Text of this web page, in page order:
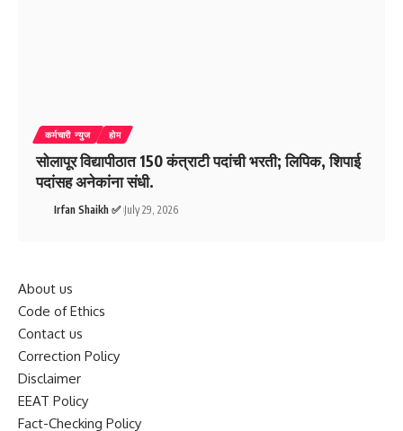
कर्मचारी न्युज होम
सोलापूर विद्यापीठात 150 कंत्राटी पदांची भरती; लिपिक, शिपाई
पदांसह अनेकांना संधी.
Irfan Shaikh ✅ July 29, 2026
About us
Code of Ethics
Contact us
Correction Policy
Disclaimer
EEAT Policy
Fact-Checking Policy